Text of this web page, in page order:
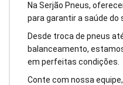
Na Serjão Pneus,
para garantir a saúde do
Desde troca de pneus
balanceamento,
em perfeitas condições.
Conte com nossa